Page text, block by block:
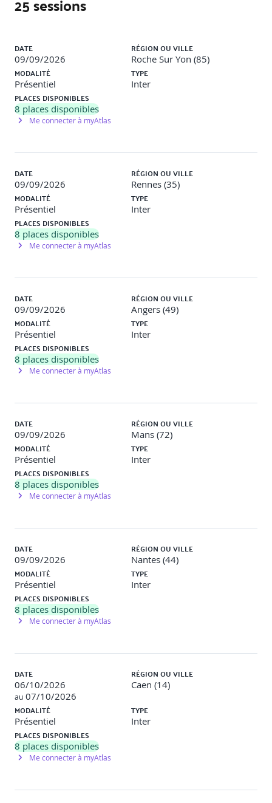
Les clés de réussite : lien, cadre et repères
Le process et les acteurs ressources : RH, manager,
tuteur/mentor, parrain…
Le rôle RH dans l’accompagnement du manager et
tuteur
Les temps de suivi RH : rapport d'étonnement, suivi
intermédiaire, fin de l'onboarding
DATE
09/09/2026
RÉGION OU VILLE
Roche Sur Yon (85)
MODALITÉ
Présentiel
TYPE
Inter
PLACES DISPONIBLES
8 places disponibles
Me connecter à myAtlas
DATE
09/09/2026
RÉGION OU VILLE
Rennes (35)
MODALITÉ
Présentiel
TYPE
Inter
PLACES DISPONIBLES
8 places disponibles
Me connecter à myAtlas
DATE
09/09/2026
RÉGION OU VILLE
Angers (49)
MODALITÉ
Présentiel
TYPE
Inter
PLACES DISPONIBLES
8 places disponibles
Me connecter à myAtlas
DATE
09/09/2026
RÉGION OU VILLE
Mans (72)
MODALITÉ
Présentiel
TYPE
Inter
PLACES DISPONIBLES
8 places disponibles
Me connecter à myAtlas
DATE
09/09/2026
RÉGION OU VILLE
Nantes (44)
MODALITÉ
Présentiel
TYPE
Inter
PLACES DISPONIBLES
8 places disponibles
Me connecter à myAtlas
DATE
06/10/2026
au 07/10/2026
RÉGION OU VILLE
Caen (14)
MODALITÉ
Présentiel
TYPE
Inter
PLACES DISPONIBLES
8 places disponibles
Me connecter à myAtlas